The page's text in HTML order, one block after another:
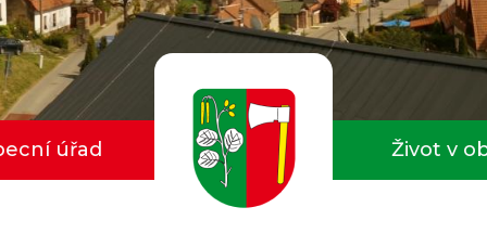
úřad Život v